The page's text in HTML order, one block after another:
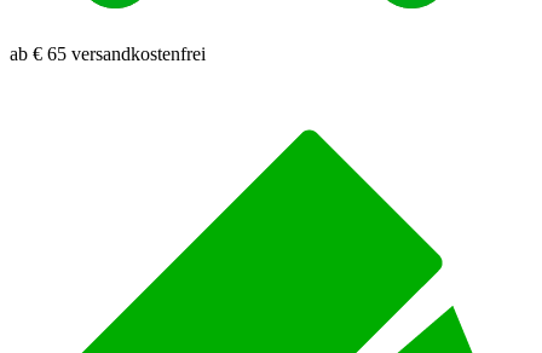
ab € 65 versandkostenfrei